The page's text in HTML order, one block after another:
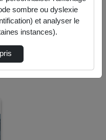
sombre ou dyslexie
et analyser le
instances).